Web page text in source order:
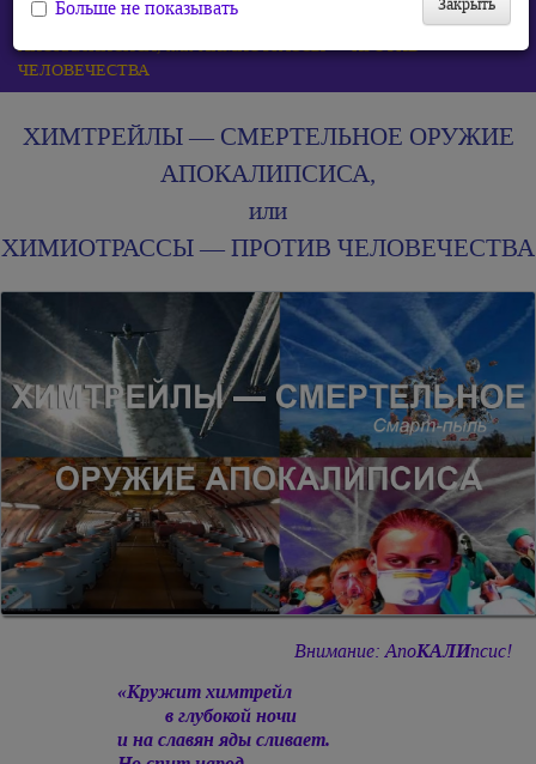
ХИМТРЕЙЛЫ — СМЕРТЕЛЬНОЕ ОРУЖИЕ
АПОКАЛИПСИСА, или ХИМИОТРАССЫ — ПРОТИВ
ЧЕЛОВЕЧЕСТВА
ХИМТРЕЙЛЫ — СМЕРТЕЛЬНОЕ ОРУЖИЕ
АПОКАЛИПСИСА,
или
ХИМИОТРАССЫ — ПРОТИВ ЧЕЛОВЕЧЕСТВА
Внимание: АпоКАЛИпсис!
«Кружит химтрейл
в глубокой ночи
и на славян яды сливает.
Больше не показывать